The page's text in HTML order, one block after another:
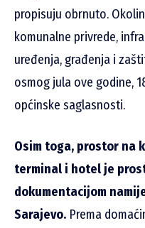
propisuju obrnuto.
komunalne privrede,
uređenja, građenja i
osmog jula ove godine,
općinske saglasnosti.
Osim toga, prostor na
terminal i hotel je
dokumentacijom
Sarajevo. Prema